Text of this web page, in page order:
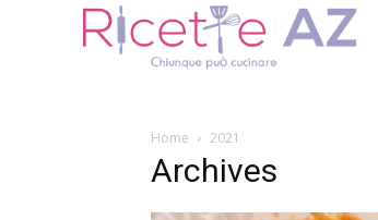
Home 2021
Archives